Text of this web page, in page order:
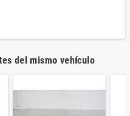
del mismo vehículo